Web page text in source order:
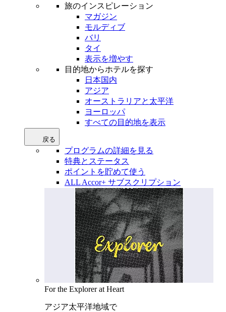
旅のインスピレーション
マガジン
モルディブ
バリ
タイ
表示を増やす
目的地からホテルを探す
日本国内
アジア
オーストラリアと太平洋
ヨーロッパ
すべての目的地を表示
戻る
プログラムの詳細を見る
特典とステータス
ポイントを貯めて使う
ALL Accor+ サブスクリプション
For the Explorer at Heart
アジア太平洋地域で